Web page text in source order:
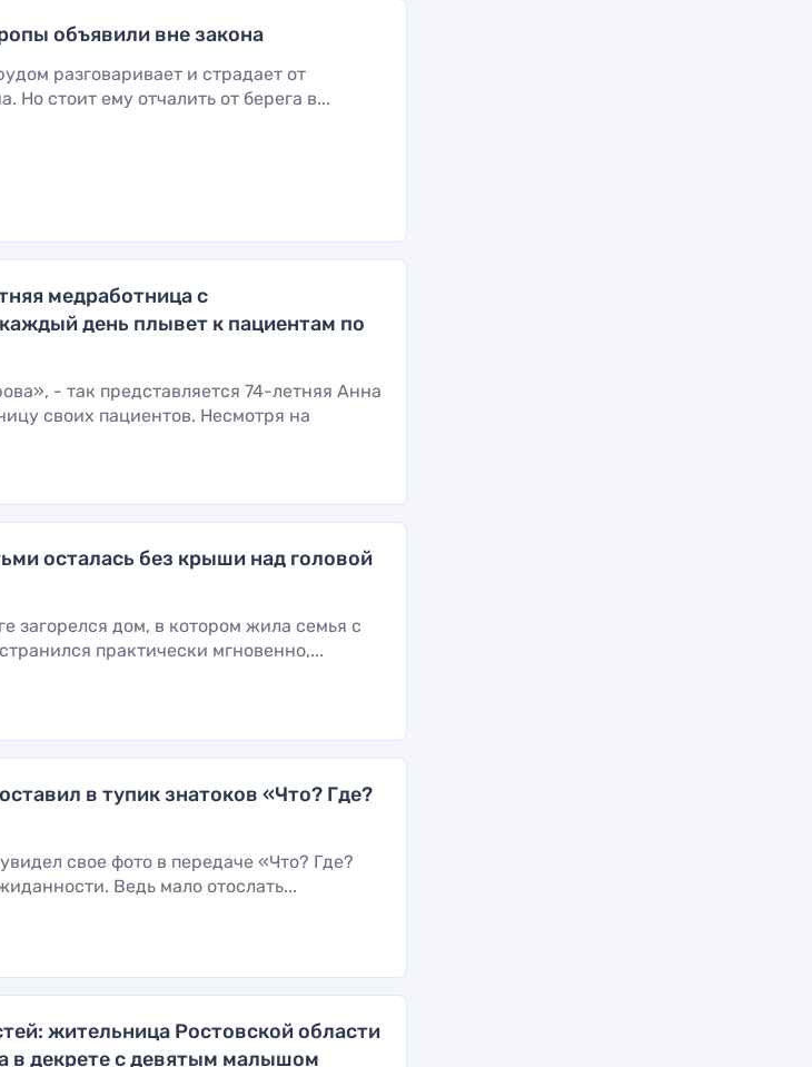
объявили вне закона
разговаривает и страдает от
Но стоит ему отчалить от берега в...
медработница с
день плывет к пациентам по
- так представляется 74-летняя Анна
своих пациентов. Несмотря на
осталась без крыши над головой
загорелся дом, в котором жила семья с
практически мгновенно,...
в тупик знатоков «Что? Где?
свое фото в передаче «Что? Где?
Ведь мало отослать...
жительница Ростовской области
в декрете с девятым малышом